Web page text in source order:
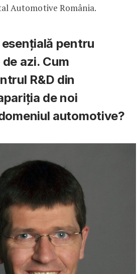
Automotive România.
pentru
azi. Cum
R&D din
de noi
automotive?